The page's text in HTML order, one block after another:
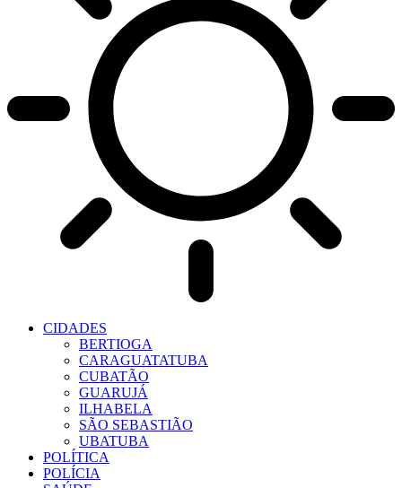
CIDADES
BERTIOGA
CARAGUATATUBA
CUBATÃO
GUARUJÁ
ILHABELA
SÃO SEBASTIÃO
UBATUBA
POLÍTICA
POLÍCIA